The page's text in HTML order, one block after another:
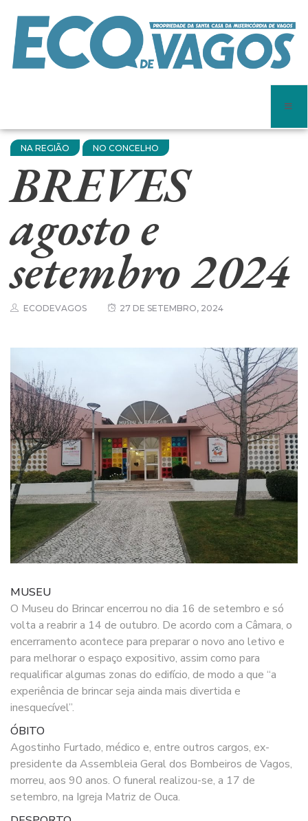
NA REGIÃO NO CONCELHO
BREVES
agosto e
setembro 2024
ECODEVAGOS 27 DE SETEMBRO, 2024
MUSEU
O Museu do Brincar encerrou no dia 16 de setembro e só
volta a reabrir a 14 de outubro. De acordo com a Câmara, o
encerramento acontece para preparar o novo ano letivo e
para melhorar o espaço expositivo, assim como para
requalificar algumas zonas do edifício, de modo a que “a
experiência de brincar seja ainda mais divertida e
inesquecível”.
ÓBITO
Agostinho Furtado, médico e, entre outros cargos, ex-
presidente da Assembleia Geral dos Bombeiros de Vagos,
morreu, aos 90 anos. O funeral realizou-se, a 17 de
setembro, na Igreja Matriz de Ouca.